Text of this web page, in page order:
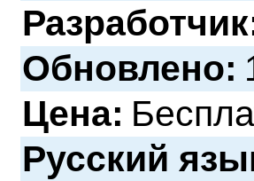
Обновлено:
Цена:
Русский